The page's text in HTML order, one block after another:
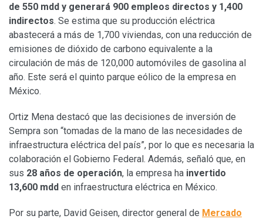
de 550 mdd y generará 900 empleos directos y 1,400
indirectos. Se estima que su producción eléctrica
abastecerá a más de 1,700 viviendas, con una reducción de
emisiones de dióxido de carbono equivalente a la
circulación de más de 120,000 automóviles de gasolina al
año. Este será el quinto parque eólico de la empresa en
México.
Ortiz Mena destacó que las decisiones de inversión de
Sempra son “tomadas de la mano de las necesidades de
infraestructura eléctrica del país”, por lo que es necesaria la
colaboración el Gobierno Federal. Además, señaló que, en
sus 28 años de operación, la empresa ha invertido
13,600 mdd en infraestructura eléctrica en México.
Por su parte, David Geisen, director general de Mercado